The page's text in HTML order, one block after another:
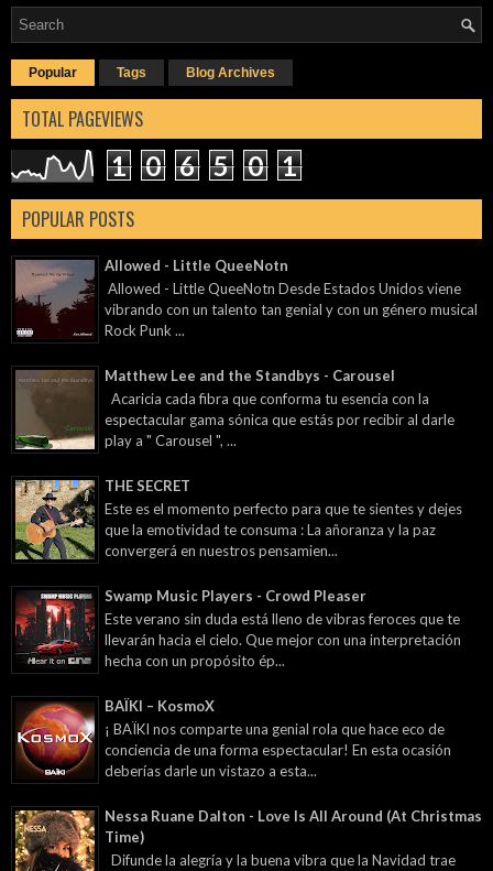
Popular Tags Blog Archives
TOTAL PAGEVIEWS
1 0 6 5 0 1
POPULAR POSTS
Allowed - Little QueeNotn
Allowed - Little QueeNotn Desde Estados Unidos viene
vibrando con un talento tan genial y con un género musical
Rock Punk ...
Matthew Lee and the Standbys - Carousel
Acaricia cada fibra que conforma tu esencia con la
espectacular gama sónica que estás por recibir al darle
play a " Carousel ", ...
THE SECRET
Este es el momento perfecto para que te sientes y dejes
que la emotividad te consuma : La añoranza y la paz
convergerá en nuestros pensamien...
Swamp Music Players - Crowd Pleaser
Este verano sin duda está lleno de vibras feroces que te
llevarán hacia el cielo. Que mejor con una interpretación
hecha con un propósito ép...
BAÏKI – KosmoX
¡ BAÏKI nos comparte una genial rola que hace eco de
conciencia de una forma espectacular! En esta ocasión
deberías darle un vistazo a esta...
Nessa Ruane Dalton - Love Is All Around (At Christmas
Time)
Difunde la alegría y la buena vibra que la Navidad trae